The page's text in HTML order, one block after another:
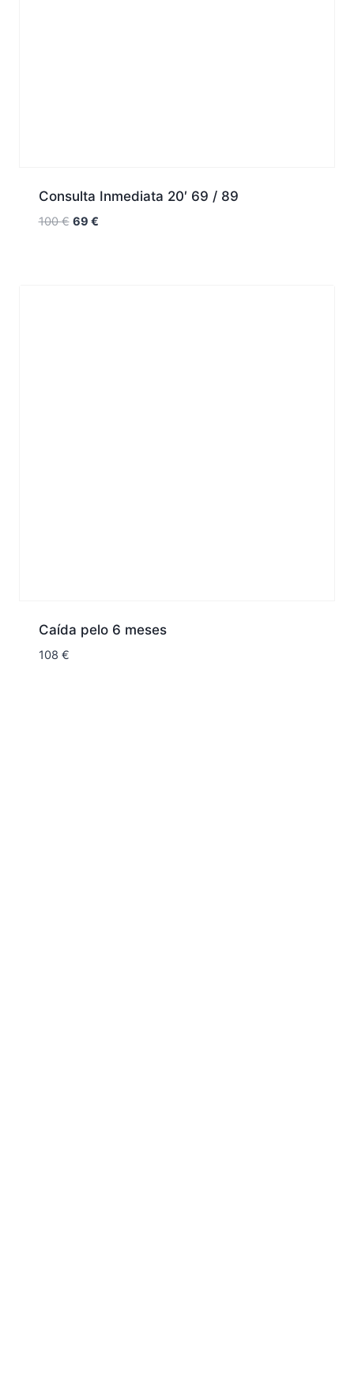
Consulta Inmediata 20′ 69 / 89
100€ 69 €
Caída pelo 6 meses
108 €